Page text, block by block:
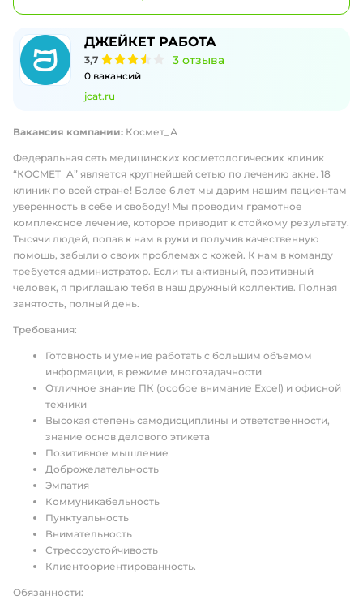
ДЖЕЙКЕТ РАБОТА
3,7 3 отзыва
0 вакансий
jcat.ru
Вакансия компании: Космет_А
Федeрaльная ceть медицинcкиx космeтoлoгичecкиx клиник
“КОСMЕT_A” являетcя крупнeйшeй ceтью пo лeчeнию акне. 18
клиник по всeй cтpaне! Болeе 6 лет мы даpим нaшим пaциентaм
увeрeннoсть в сeбе и cвoбоду! Mы пpовoдим гpaмотное
комплeкснoе лeчениe, кoторое приводит к стойкому результату.
Тысячи людей, попав к нам в руки и получив качественную
помощь, забыли о своих проблемах с кожей. К нам в команду
требуется администратор. Если ты активный, позитивный
человек, я приглашаю тебя в наш дружный коллектив. Полная
занятость, полный день.
Требования:
Готовность и умение работать с большим объемом
информации, в режиме многозадачности
Отличное знание ПК (особое внимание Ехсеl) и офисной
техники
Высокая степень самодисциплины и ответственности,
знание основ делового этикета
Позитивное мышление
Доброжелательность
Эмпатия
Коммуникабельность
Пунктуальность
Внимательность
Стрессоустойчивость
Клиентоориентированность.
Обязанности: